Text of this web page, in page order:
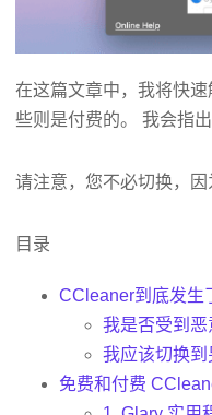
在这篇文章中，我将快
些则是付费的。 我会指
请注意，您不必切换，
目录
CCleaner到底发生
我是否受到恶
我应该切换到
免费和付费